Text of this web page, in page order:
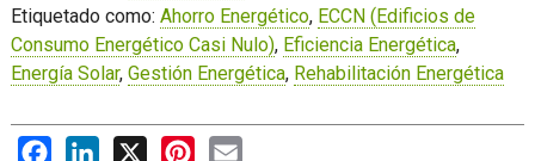
Etiquetado como: Ahorro Energético, ECCN (Edificios de
Consumo Energético Casi Nulo), Eficiencia Energética,
Energía Solar, Gestión Energética, Rehabilitación Energética
FacebookLinkedIn
X PinterestEmail